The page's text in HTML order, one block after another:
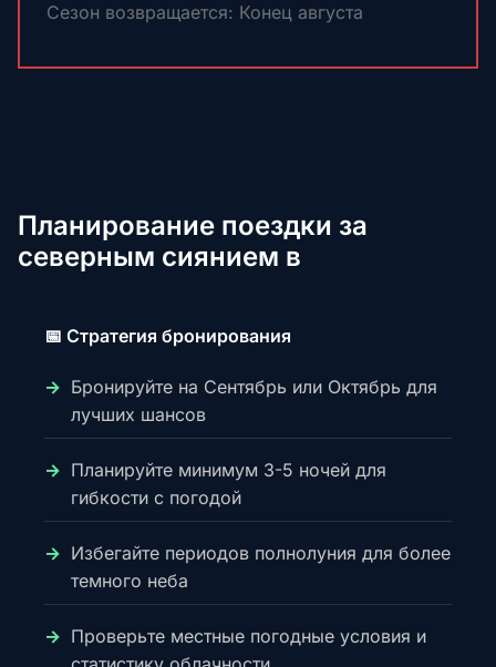
Сезон возвращается: Конец августа
Планирование поездки за
северным сиянием в
📅 Стратегия бронирования
Бронируйте на Сентябрь или Октябрь для
лучших шансов
Планируйте минимум 3-5 ночей для
гибкости с погодой
Избегайте периодов полнолуния для более
темного неба
Проверьте местные погодные условия и